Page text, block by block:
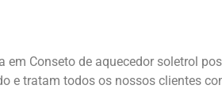
em Conseto de aquecedor soletrol
e tratam todos os nossos clientes